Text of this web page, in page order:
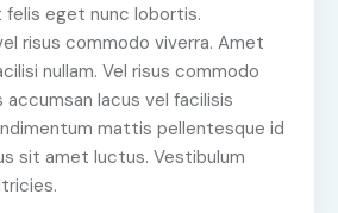
felis eget nunc lobortis.
risus commodo viverra. Amet
nullam. Vel risus commodo
accumsan lacus vel facilisis
mattis pellentesque id
sit amet luctus. Vestibulum